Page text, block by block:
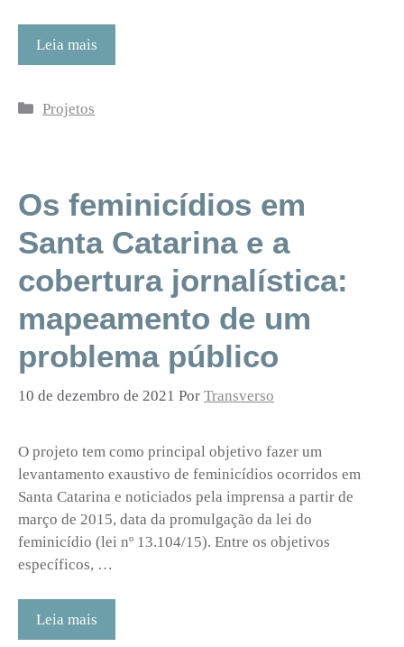
Leia mais
Categorias
Projetos
Os feminicídios em
Santa Catarina e a
cobertura jornalística:
mapeamento de um
problema público
10 de dezembro de 2021 Por Transverso
O projeto tem como principal objetivo fazer um
levantamento exaustivo de feminicídios ocorridos em
Santa Catarina e noticiados pela imprensa a partir de
março de 2015, data da promulgação da lei do
feminicídio (lei nº 13.104/15). Entre os objetivos
específicos, …
Leia mais